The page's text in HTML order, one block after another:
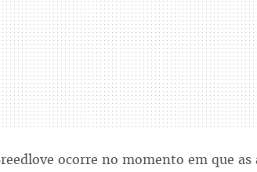
ocorre no momento em que